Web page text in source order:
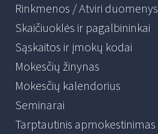
Rinkmenos / Atviri duomenys
Skaičiuoklės ir pagalbininkai
Sąskaitos ir įmokų kodai
Mokesčių žinynas
Mokesčių kalendorius
Seminarai
Tarptautinis apmokestinimas